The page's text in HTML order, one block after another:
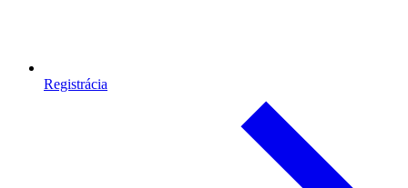
Registrácia